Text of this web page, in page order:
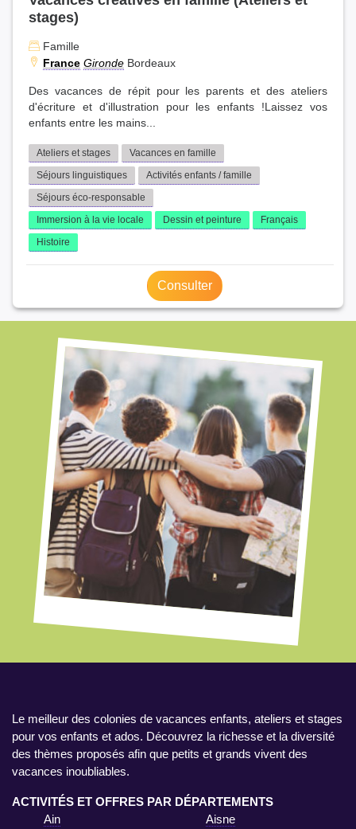
stages)
Famille
France Gironde Bordeaux
Des vacances de répit pour les parents et des ateliers
d'écriture et d'illustration pour les enfants !Laissez vos
enfants entre les mains...
Ateliers et stages
Vacances en famille
Séjours linguistiques
Activités enfants / famille
Séjours éco-responsable
Immersion à la vie locale
Dessin et peinture
Français
Histoire
Consulter
Le meilleur des colonies de vacances enfants, ateliers et stages
pour vos enfants et ados. Découvrez la richesse et la diversité
des thèmes proposés afin que petits et grands vivent des
vacances inoubliables.
ACTIVITÉS ET OFFRES PAR DÉPARTEMENTS
Ain
Aisne